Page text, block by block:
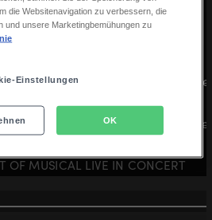
die Websitenavigation zu verbessern, die
und unsere Marketingbemühungen zu
Einstellungen
OK